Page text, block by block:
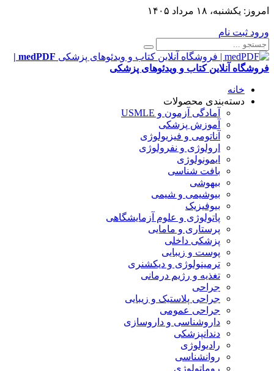
امروز: یکشنبه، ۱۸ مرداد ۱۴۰۵
ورود ثبت نام
medPDF |
فروشگاه آنلاین کتاب و ویدئوهای پزشکی
خانه
دسته‌بندی محصولات
آمادگی آزمون و USMLE
آموزش پزشکی
آناتومی و فیزیولوژی
ارولوژی و نفرولوژی
ایمونولوژی
بافت شناسی
بیهوشی
بیوشیمی و شیمی
بیوفیزیک
پاتولوژی و علوم آزمایشگاهی
پرستاری و مامایی
پزشکی داخلی
پوست و زیبایی
ترمینولوژی و دیکشنری
تغذیه و رژیم درمانی
جراحی
جراحی پلاستیک و زیبایی
جراحی عمومی
داروشناسی و داروسازی
دندانپزشکی
رادیولوژی
روانشناسی
روماتولوژی